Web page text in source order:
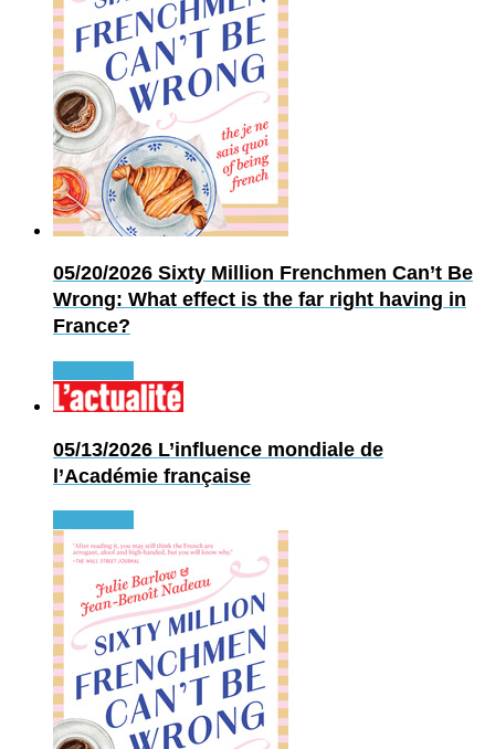
05/20/2026 Sixty Million Frenchmen Can’t Be
Wrong: What effect is the far right having in
France?
05/13/2026 L’influence mondiale de
l’Académie française